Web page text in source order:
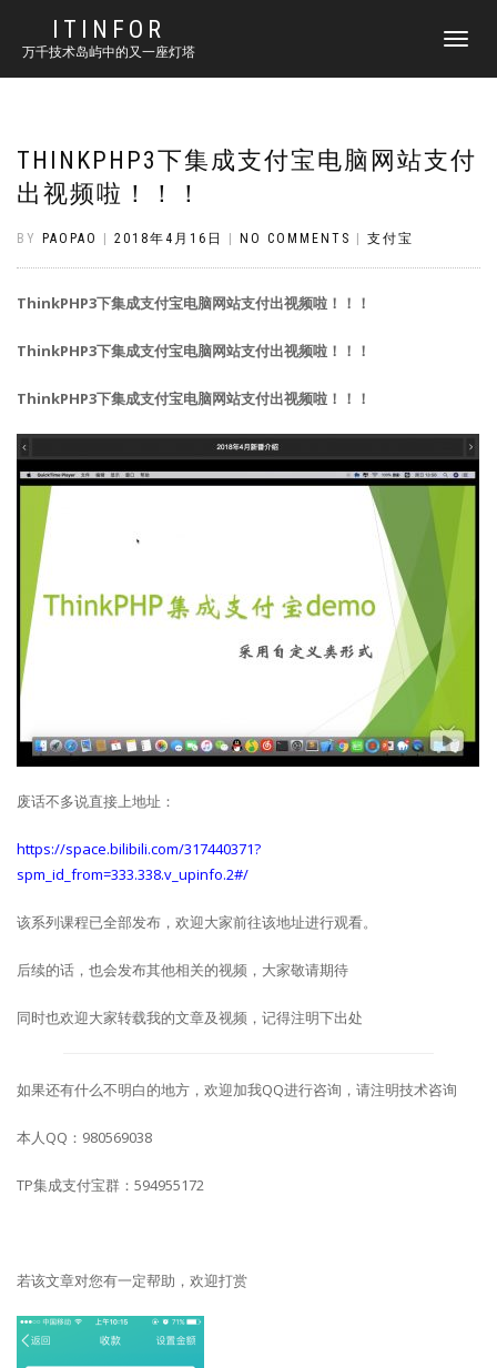
ITINFOR
万千技术岛屿中的又一座灯塔
TOGGLE
THINKPHP3下集成支付宝电脑网站支付
出视频啦！！！
BY PAOPAO 2018年4月16日 NO COMMENTS 支付宝
ThinkPHP3下集成支付宝电脑网站支付出视频啦！！！
ThinkPHP3下集成支付宝电脑网站支付出视频啦！！！
ThinkPHP3下集成支付宝电脑网站支付出视频啦！！！
废话不多说直接上地址：
https://space.bilibili.com/317440371?
spm_id_from=333.338.v_upinfo.2#/
该系列课程已全部发布，欢迎大家前往该地址进行观看。
后续的话，也会发布其他相关的视频，大家敬请期待
同时也欢迎大家转载我的文章及视频，记得注明下出处
如果还有什么不明白的地方，欢迎加我QQ进行咨询，请注明技术咨询
本人QQ：980569038
TP集成支付宝群：594955172
若该文章对您有一定帮助，欢迎打赏